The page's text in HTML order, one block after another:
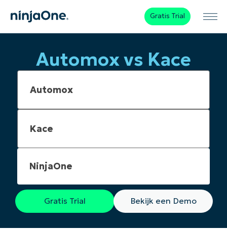
Gratis Trial
Automox vs Kace
NinjaOne
Gratis Trial Bekijk een Demo